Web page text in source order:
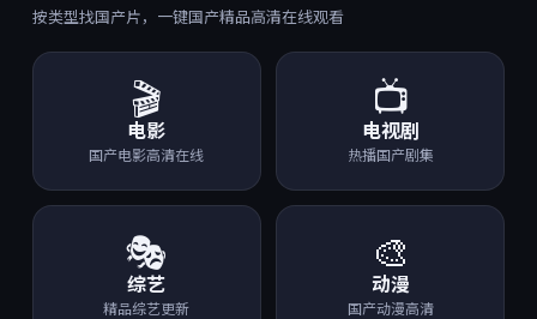
按类型找国产片，一键国产精品高清在线观看
🎬
电影
国产电影高清在线
📺
电视剧
热播国产剧集
🎭
综艺
精品综艺更新
🎨
动漫
国产动漫高清